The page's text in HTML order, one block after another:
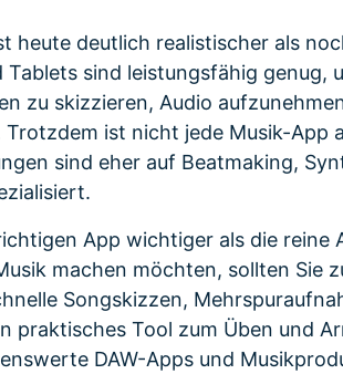
heute deutlich realistischer als
sind leistungsfähig genug,
zu skizzieren, Audio
ist nicht jede Musik-App
sind eher auf Beatmaking,
App wichtiger als die reine
machen möchten, sollten Sie
Songskizzen,
praktisches Tool zum Üben und
DAW-Apps und